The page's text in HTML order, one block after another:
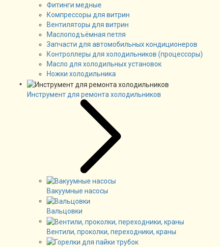
Фитинги медные
Компрессоры для витрин
Вентиляторы для витрин
Маслоподъёмная петля
Запчасти для автомобильных кондиционеров
Контроллеры для холодильников (процессоры)
Масло для холодильных установок
Ножки холодильника
Инструмент для ремонта холодильников
Вакуумные насосы
Вальцовки
Вентили, проколки, переходники, краны